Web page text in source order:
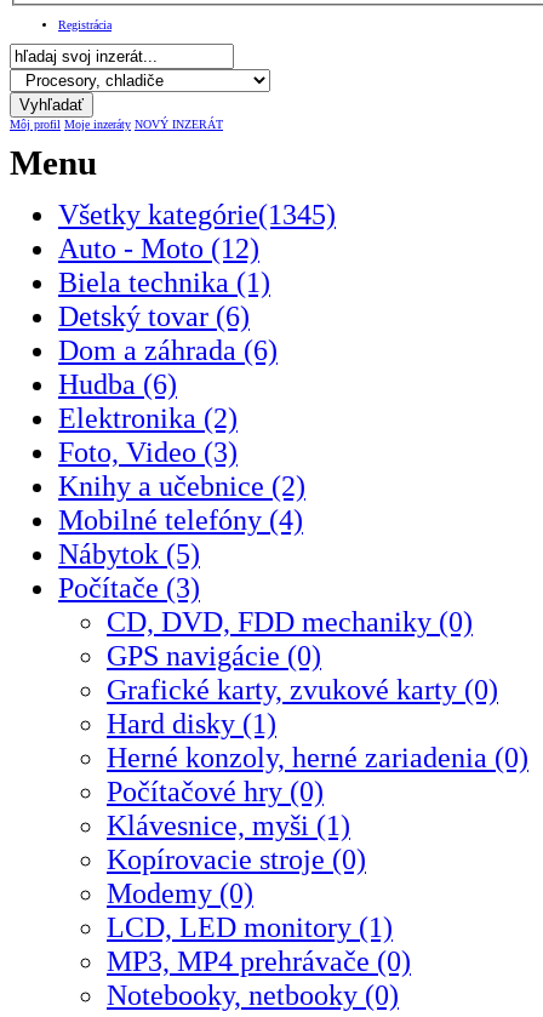
Registrácia
Môj profil Moje inzeráty NOVÝ INZERÁT
Menu
Všetky kategórie(1345)
Auto - Moto (12)
Biela technika (1)
Detský tovar (6)
Dom a záhrada (6)
Hudba (6)
Elektronika (2)
Foto, Video (3)
Knihy a učebnice (2)
Mobilné telefóny (4)
Nábytok (5)
Počítače (3)
CD, DVD, FDD mechaniky (0)
GPS navigácie (0)
Grafické karty, zvukové karty (0)
Hard disky (1)
Herné konzoly, herné zariadenia (0)
Počítačové hry (0)
Klávesnice, myši (1)
Kopírovacie stroje (0)
Modemy (0)
LCD, LED monitory (1)
MP3, MP4 prehrávače (0)
Notebooky, netbooky (0)